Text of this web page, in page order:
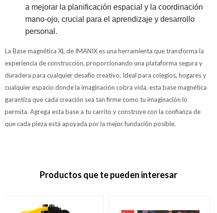
a mejorar la planificación espacial y la coordinación
mano-ojo, crucial para el aprendizaje y desarrollo
personal.
La Base magnética XL de IMANIX es una herramienta que transforma la
experiencia de construcción, proporcionando una plataforma segura y
duradera para cualquier desafío creativo. Ideal para colegios, hogares y
cualquier espacio donde la imaginación cobra vida, esta base magnética
garantiza que cada creación sea tan firme como tu imaginación lo
permita. Agrega esta base a tu carrito y construye con la confianza de
que cada pieza está apoyada por la mejor fundación posible.
Productos que te pueden interesar